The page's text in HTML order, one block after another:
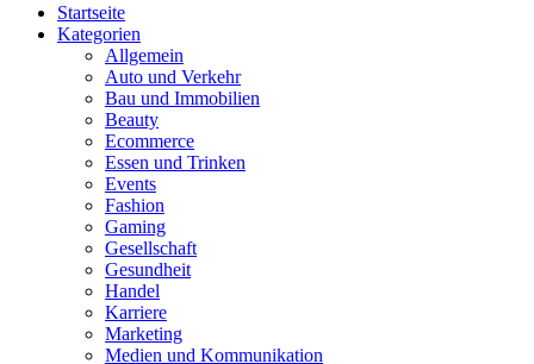
Startseite
Kategorien
Allgemein
Auto und Verkehr
Bau und Immobilien
Beauty
Ecommerce
Essen und Trinken
Events
Fashion
Gaming
Gesellschaft
Gesundheit
Handel
Karriere
Marketing
Medien und Kommunikation